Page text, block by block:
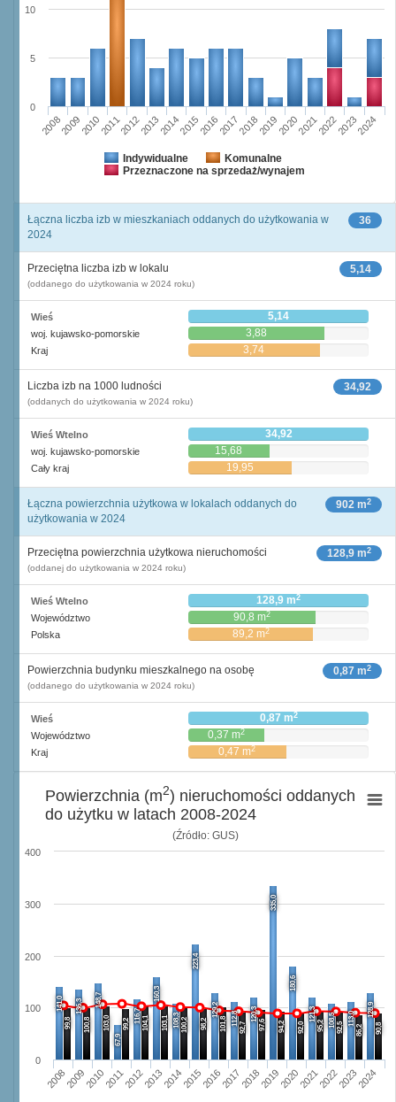
Indywidualne
Komunalne
Przeznaczone na sprzedaż/wynajem
20082009201020112012201320142015201620172018201920202021202220232024
0
5
10
36
Łączna liczba izb w mieszkaniach oddanych do użytkowania w
2024
5,14
Przeciętna liczba izb w lokalu
(oddanego do użytkowania w 2024 roku)
Wieś 5,14
woj. kujawsko-pomorskie 3,88
Kraj 3,74
34,92
Liczba izb na 1000 ludności
(oddanych do użytkowania w 2024 roku)
Wieś Wtelno 34,92
woj. kujawsko-pomorskie 15,68
Cały kraj 19,95
902 m2
Łączna powierzchnia użytkowa w lokalach oddanych do
użytkowania w 2024
128,9 m2
Przeciętna powierzchnia użytkowa nieruchomości
(oddanej do użytkowania w 2024 roku)
Wieś Wtelno 128,9 m2
Województwo 90,8 m2
Polska 89,2 m2
0,87 m2
Powierzchnia budynku mieszkalnego na osobę
(oddanego do użytkowania w 2024 roku)
Wieś 0,87 m2
Województwo 0,37 m2
Kraj 0,47 m2
(Źródło: GUS)
141,0 136,3 148,7
67,9
116,7
160,3
108,3
223,4
129,2
112,8 120,3
335,0
180,6
121,3
108,5 113,0
128,9
99,8 100,8 103,0 99,2 104,1 103,1 100,2 98,2 101,8 92,7 97,6 94,2 92,0 95,2 92,5 86,2 90,8
20082009201020112012201320142015201620172018201920202021202220232024
0
100
200
300
400
Powierzchnia (m2) nieruchomości oddanych
do użytku w latach 2008-2024